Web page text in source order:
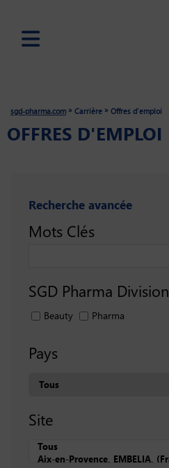
content
sgd-pharma.com » Carrière » Offres d'emploi
OFFRES D'EMPLOI
Recherche avancée
Mots Clés
SGD Pharma Division
Beauty Pharma
Pays
Site